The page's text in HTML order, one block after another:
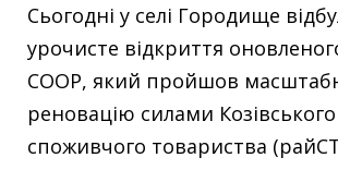
Сьогодні у селі Городище
урочисте відкриття
COOP, який пройшов
реновацію силами
споживчого товариства